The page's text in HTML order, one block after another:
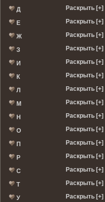
Д Раскрыть [+]
Е Раскрыть [+]
Ж Раскрыть [+]
З Раскрыть [+]
И Раскрыть [+]
К Раскрыть [+]
Л Раскрыть [+]
М Раскрыть [+]
Н Раскрыть [+]
О Раскрыть [+]
П Раскрыть [+]
Р Раскрыть [+]
С Раскрыть [+]
Т Раскрыть [+]
У Раскрыть [+]